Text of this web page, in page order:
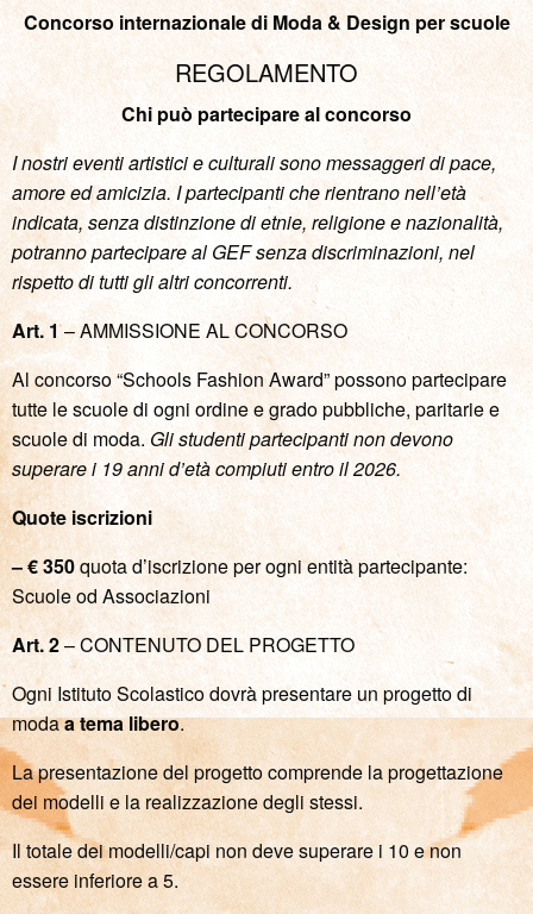
Concorso internazionale di Moda & Design per scuole
REGOLAMENTO
Chi può partecipare al concorso
I nostri eventi artistici e culturali sono messaggeri di pace,
amore ed amicizia. I partecipanti che rientrano nell’età
indicata, senza distinzione di etnie, religione e nazionalità,
potranno partecipare al GEF senza discriminazioni, nel
rispetto di tutti gli altri concorrenti.
Art. 1– AMMISSIONE AL CONCORSO
Al concorso “Schools Fashion Award” possono partecipare
tutte le scuole di ogni ordine e grado pubbliche, paritarie e
scuole di moda. Gli studenti partecipanti non devono
superare i 19 anni d’età compiuti entro il 2026.
Quote iscrizioni
– € 350quota d’iscrizione per ogni entità partecipante:
Scuole od Associazioni
Art. 2– CONTENUTO DEL PROGETTO
Ogni Istituto Scolastico dovrà presentare un progetto di
modaa tema libero.
La presentazione del progetto comprende la progettazione
dei modelli e la realizzazione degli stessi.
Il totale dei modelli/capi non deve superare i 10 e non
essere inferiore a 5.